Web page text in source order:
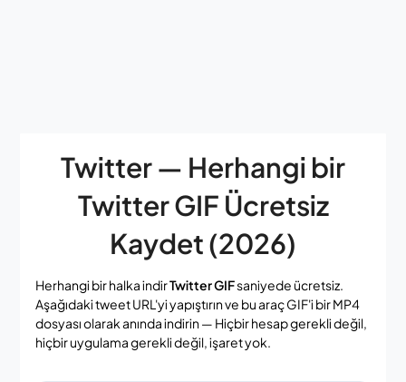
Twitter — Herhangi bir
Twitter GIF Ücretsiz
Kaydet (2026)
Herhangi bir halka indirTwitter GIFsaniyede ücretsiz.
Aşağıdaki tweet URL'yi yapıştırın ve bu araç GIF'i bir MP4
dosyası olarak anında indirin — Hiçbir hesap gerekli değil,
hiçbir uygulama gerekli değil, işaret yok.